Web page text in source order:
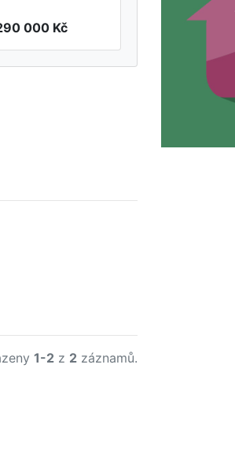
000 Kč
1-2 z 2 záznamů.